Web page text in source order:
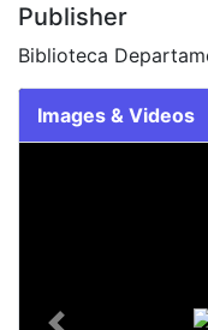
Publisher
Biblioteca
Images & Videos